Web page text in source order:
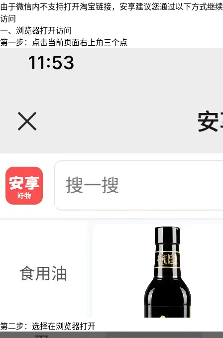
由于微信内不支持打开淘宝链接，安享建议您通过以下方式继续
访问
一、浏览器打开访问
第一步：点击当前页面右上角三个点
第二步：选择在浏览器打开